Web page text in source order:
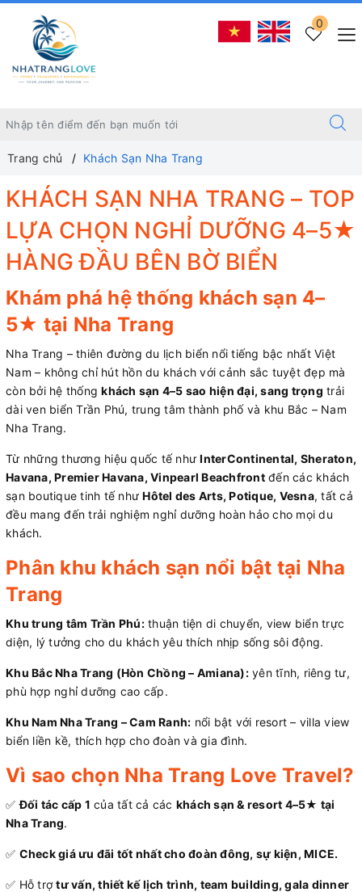
0
Trang chủ Khách Sạn Nha Trang
KHÁCH SẠN NHA TRANG – TOP
LỰA CHỌN NGHỈ DƯỠNG 4–5★
HÀNG ĐẦU BÊN BỜ BIỂN
Khám phá hệ thống khách sạn 4–
5★ tại Nha Trang
Nha Trang – thiên đường du lịch biển nổi tiếng bậc nhất Việt
Nam – không chỉ hút hồn du khách với cảnh sắc tuyệt đẹp mà
còn bởi hệ thốngkhách sạn 4–5 sao hiện đại, sang trọng trải
dài ven biển Trần Phú, trung tâm thành phố và khu Bắc – Nam
Nha Trang.
Từ những thương hiệu quốc tế nhưInterContinental, Sheraton,
Havana, Premier Havana, Vinpearl Beachfrontđến các khách
sạn boutique tinh tế nhưHôtel des Arts, Potique, Vesna, tất cả
đều mang đến trải nghiệm nghỉ dưỡng hoàn hảo cho mọi du
khách.
Phân khu khách sạn nổi bật tại Nha
Trang
Khu trung tâm Trần Phú:thuận tiện di chuyển, view biển trực
diện, lý tưởng cho du khách yêu thích nhịp sống sôi động.
Khu Bắc Nha Trang (Hòn Chồng – Amiana):yên tĩnh, riêng tư,
phù hợp nghỉ dưỡng cao cấp.
Khu Nam Nha Trang – Cam Ranh: nổi bật với resort – villa view
biển liền kề, thích hợp cho đoàn và gia đình.
Vì sao chọn Nha Trang Love Travel?
✅Đối tác cấp 1 của tất cả các khách sạn & resort 4–5★ tại
Nha Trang.
✅ Check giá ưu đãi tốt nhất cho đoàn đông, sự kiện, MICE.
✅ Hỗ trợtư vấn, thiết kế lịch trình, team building, gala dinner